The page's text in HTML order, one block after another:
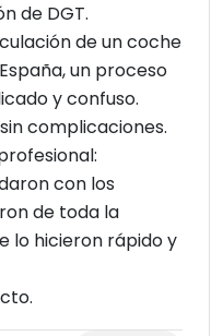
de DGT.
de un coche
un proceso
y confuso.
complicaciones.
con los
de toda la
lo hicieron rápido y